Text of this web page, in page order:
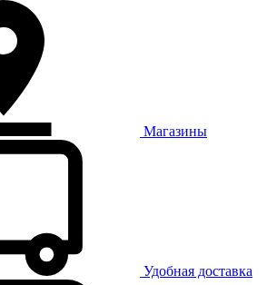
Магазины
Удобная доставка